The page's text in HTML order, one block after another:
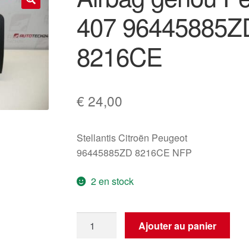
407
8216CE
€ 24,00
Stellantis Citroën Peugeot
96445885ZD 8216CE NFP
2 en stock
Ajouter au panier